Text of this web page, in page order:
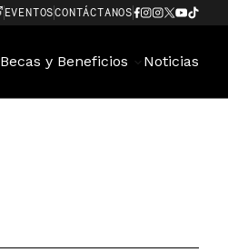
EVENTOSCONTÁCTANOS
Becas y Beneficios Noticias